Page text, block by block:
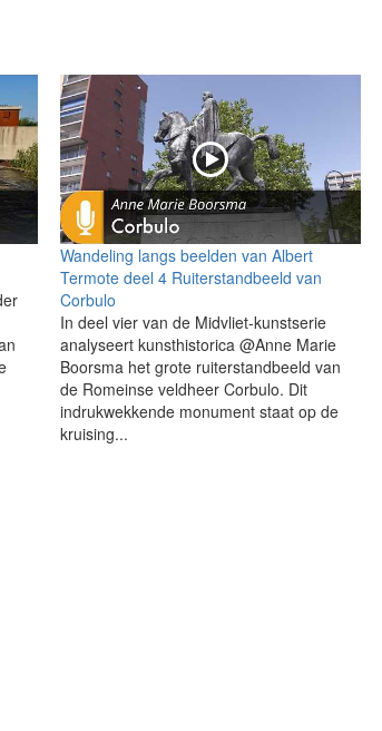
Wandeling langs beelden van Albert
Termote deel 4 Ruiterstandbeeld van
Corbulo
In deel vier van de Midvliet-kunstserie
analyseert kunsthistorica @Anne Marie
Boorsma het grote ruiterstandbeeld van
de Romeinse veldheer Corbulo. Dit
indrukwekkende monument staat op de
kruising...